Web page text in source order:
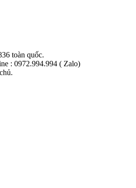
toàn quốc.
: 0972.994.994 ( Zalo)